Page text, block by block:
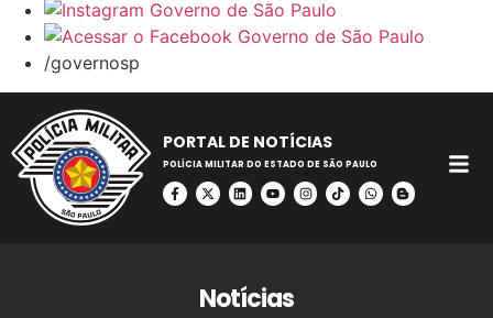
/governosp
PORTAL DE NOTÍCIAS
POLÍCIA MILITAR DO ESTADO DE SÃO PAULO
Notícias